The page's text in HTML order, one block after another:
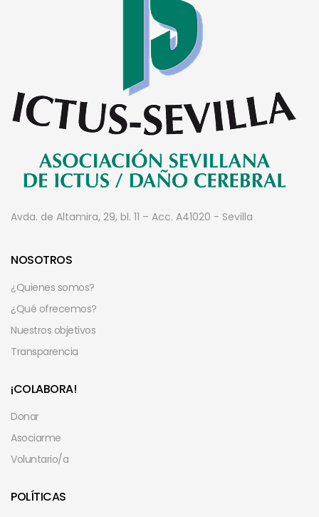
Avda. de Altamira, 29, bl. 11 – Acc. A41020 - Sevilla
NOSOTROS
¿Quienes somos?
¿Qué ofrecemos?
Nuestros objetivos
Transparencia
¡COLABORA!
Donar
Asociarme
Voluntario/a
POLÍTICAS